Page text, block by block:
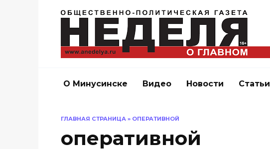
О Минусинске Видео Новости Статьи
ГЛАВНАЯ СТРАНИЦА » ОПЕРАТИВНОЙ
оперативной